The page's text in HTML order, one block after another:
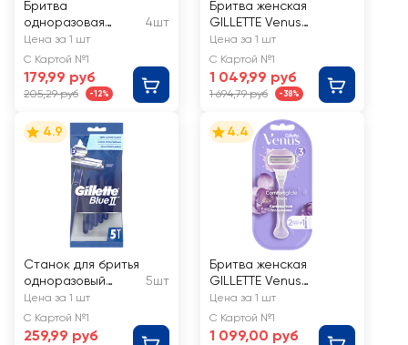
Бритва
одноразовая
TOPTECH 3
4шт
Цена за 1 шт
С Картой №1
179,99 руб
205,29 руб -12%
Бритва женская
GILLETTE Venus
Embrace, с 2
сменными кассетами
Цена за 1 шт
С Картой №1
1 049,99 руб
1 694,79 руб -38%
4.9
Станок для бритья
одноразовый
GILLETTE Blue II
5шт
Цена за 1 шт
С Картой №1
259,99 руб
4.4
Бритва женская
GILLETTE Venus
ComfortGlide Breeze,
с 2 сменными
кассетами
Цена за 1 шт
С Картой №1
1 099,00 руб